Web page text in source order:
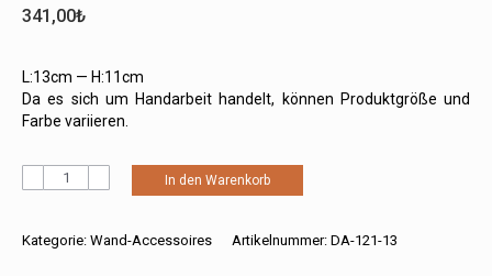
341,00₺
L:13cm — H:11cm
Da es sich um Handarbeit handelt, können Produktgröße und
Farbe variieren.
Fliegende
Wand-
In den Warenkorb
Kategorie: Wand-Accessoires Artikelnummer: DA-121-13